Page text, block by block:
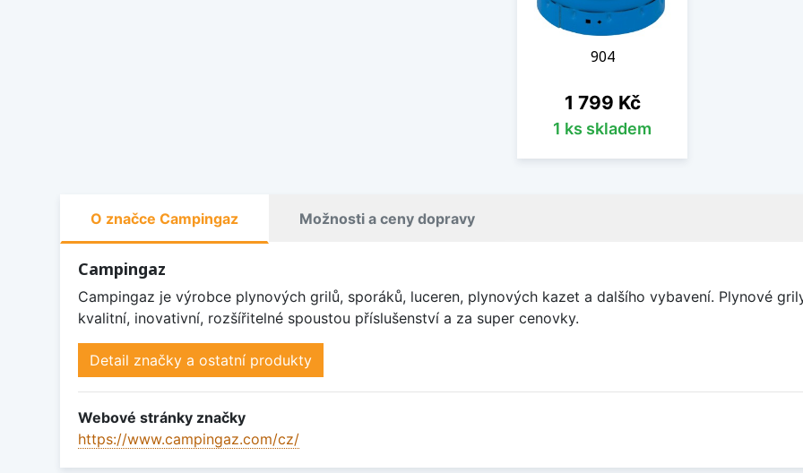
904
Cena
1 799 Kč
1 ks skladem
O značce Campingaz Možnosti a ceny dopravy
Campingaz
Campingaz je výrobce plynových grilů, sporáků, luceren, plynových kazet a dalšího vybavení. Plynové
kvalitní, inovativní, rozšířitelné spoustou příslušenství a za super cenovky.
Detail značky a ostatní produkty
Webové stránky značky
https://www.campingaz.com/cz/